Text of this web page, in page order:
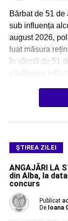
Bărbat de 51
sub influența
august 2026,
luat măsura
în vârstă de 51
ŞTIREA ZILEI
ANGAJĂRI LA
din Alba, la
concurs
Publicat
De Ioana